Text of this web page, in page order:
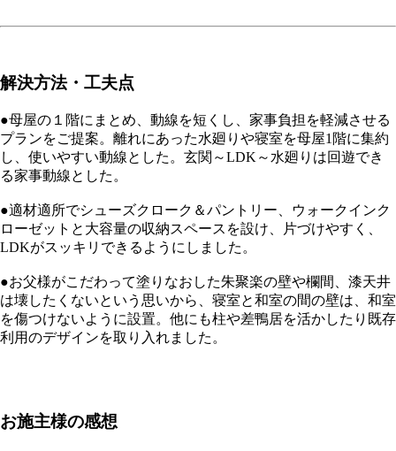
解決方法・工夫点
●母屋の１階にまとめ、動線を短くし、家事負担を軽減させる
プランをご提案。離れにあった水廻りや寝室を母屋1階に集約
し、使いやすい動線とした。玄関～LDK～水廻りは回遊でき
る家事動線とした。
●適材適所でシューズクローク＆パントリー、ウォークインク
ローゼットと大容量の収納スペースを設け、片づけやすく、
LDKがスッキリできるようにしました。
●お父様がこだわって塗りなおした朱聚楽の壁や欄間、漆天井
は壊したくないという思いから、寝室と和室の間の壁は、和室
を傷つけないように設置。他にも柱や差鴨居を活かしたり既存
利用のデザインを取り入れました。
お施主様の感想